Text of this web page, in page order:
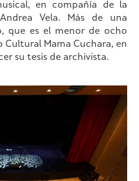
en compañía de la
Vela. Más de una
que es el menor de ocho
Cultural Mama Cuchara, en
su tesis de archivista.